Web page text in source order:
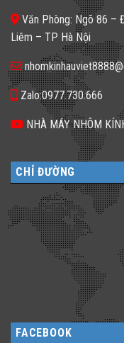
𝐆𝐚̣𝐜𝐡
𝐊𝐢́𝐧𝐡
𝐓𝐫𝐨𝐧𝐠
𝐓𝐡𝐢𝐞̂́𝐭
𝐊𝐞̂́?
đa
dạng
cho
không
gian
sống
Văn Phòng: Ngõ 86 –
Liêm – TP Hà Nội
Zalo:0977.730.666
NHÀ MÁY NHÔM
CHỈ ĐƯỜNG
FACEBOOK